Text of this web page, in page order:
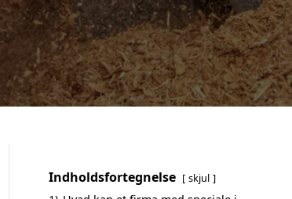
Indholdsfortegnelse skjul